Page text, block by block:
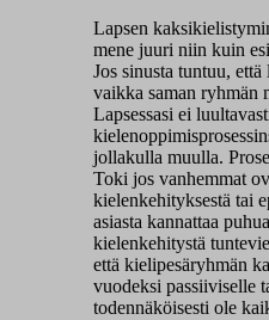
Lapsen
mene juuri niin kuin
Jos sinusta tuntuu,
vaikka saman ryhmän
Lapsessasi ei
jollakulla muulla.
Toki jos vanhemmat
kielenkehityksestä tai
asiasta kannattaa
kielenkehitystä
että kielipesäryhmän
vuodeksi passiiviselle
todennäköisesti ole